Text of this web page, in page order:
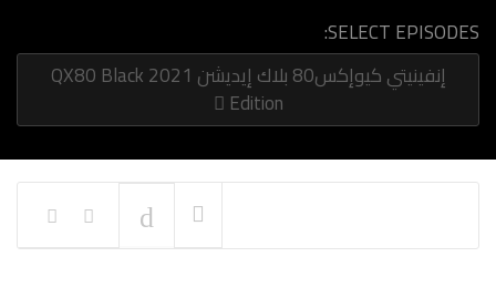
SELECT EPISODES:
إنفينيتي كيوإكس80 بلاك إيديشن 2021 QX80 Black
Edition